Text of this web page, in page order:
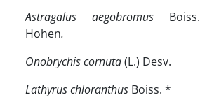
Astragalus aegobromus
Hohen.
Onobrychis cornuta(L.) Desv.
Lathyrus chloranthus Boiss. *